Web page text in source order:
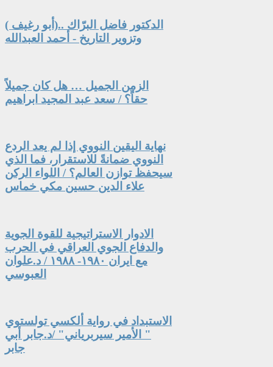
الدكتور فاضل البرّاك ..(أبو رغيف )
وتزوير التاريخ - أحمد العبدالله
الزمن الجميل … هل كان جميلاً
حقاً؟ / سعد عبد المجيد ابراهيم
نهاية اليقين النووي إذا لم يعد الردع
النووي ضمانةً للاستقرار، فما الذي
سيحفظ توازن العالم؟ / اللواء الركن
علاء الدين حسين مكي خماس
الادوار الاستراتيجية للقوة الجوية
والدفاع الجوي العراقي في الحرب
مع ايران ١٩٨٠- ١٩٨٨ / د.علوان
العبوسي
الاستبداد في رواية ألكسي تولستوي
" الأمير سيربرياني" /د.جابر أبي
جابر